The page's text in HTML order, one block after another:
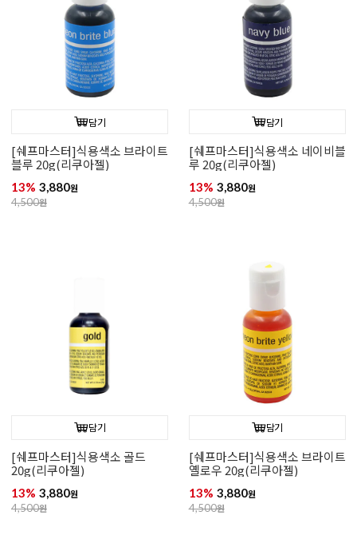
담기
[쉐프마스터]식용색소 브라이트
블루 20g(리쿠아젤)
13% 3,880원
4,500원
담기
[쉐프마스터]식용색소 네이비블
루 20g(리쿠아젤)
13% 3,880원
4,500원
담기
[쉐프마스터]식용색소 골드
20g(리쿠아젤)
13% 3,880원
4,500원
담기
[쉐프마스터]식용색소 브라이트
옐로우 20g(리쿠아젤)
13% 3,880원
4,500원